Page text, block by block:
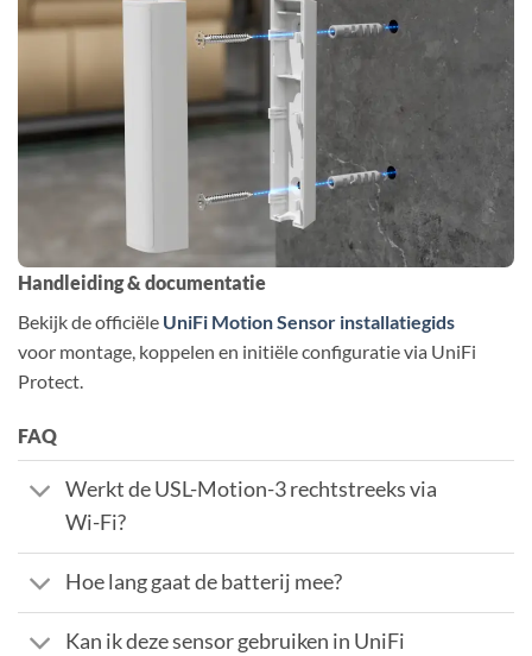
Handleiding & documentatie
Bekijk de officiële UniFi Motion Sensor installatiegids
voor montage, koppelen en initiële configuratie via UniFi
Protect.
FAQ
Werkt de USL-Motion-3 rechtstreeks via
Wi-Fi?
Hoe lang gaat de batterij mee?
Kan ik deze sensor gebruiken in UniFi